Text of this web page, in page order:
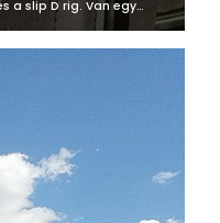
a slip D rig. Van egy
lestem el és ez